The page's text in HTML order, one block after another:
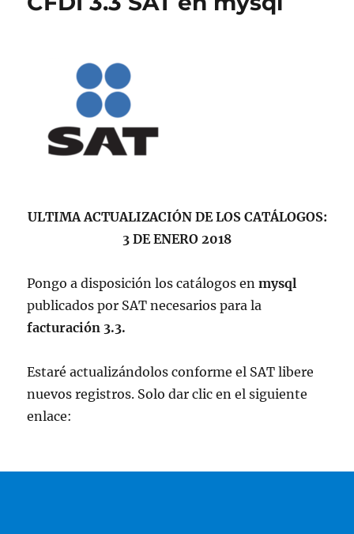
ULTIMA ACTUALIZACIÓN DE LOS CATÁLOGOS:
3 DE ENERO 2018
Pongo a disposición los catálogos enmysql
publicados por SAT necesarios para la
facturación 3.3.
Estaré actualizándolos conforme el SAT libere
nuevos registros. Solo dar clic en el siguiente
enlace: